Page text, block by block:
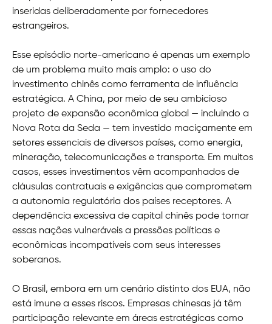
inseridas deliberadamente por fornecedores
estrangeiros.
Esse episódio norte-americano é apenas um exemplo
de um problema muito mais amplo: o uso do
investimento chinês como ferramenta de influência
estratégica. A China, por meio de seu ambicioso
projeto de expansão econômica global — incluindo a
Nova Rota da Seda — tem investido maciçamente em
setores essenciais de diversos países, como energia,
mineração, telecomunicações e transporte. Em muitos
casos, esses investimentos vêm acompanhados de
cláusulas contratuais e exigências que comprometem
a autonomia regulatória dos países receptores. A
dependência excessiva de capital chinês pode tornar
essas nações vulneráveis a pressões políticas e
econômicas incompatíveis com seus interesses
soberanos.
O Brasil, embora em um cenário distinto dos EUA, não
está imune a esses riscos. Empresas chinesas já têm
participação relevante em áreas estratégicas como